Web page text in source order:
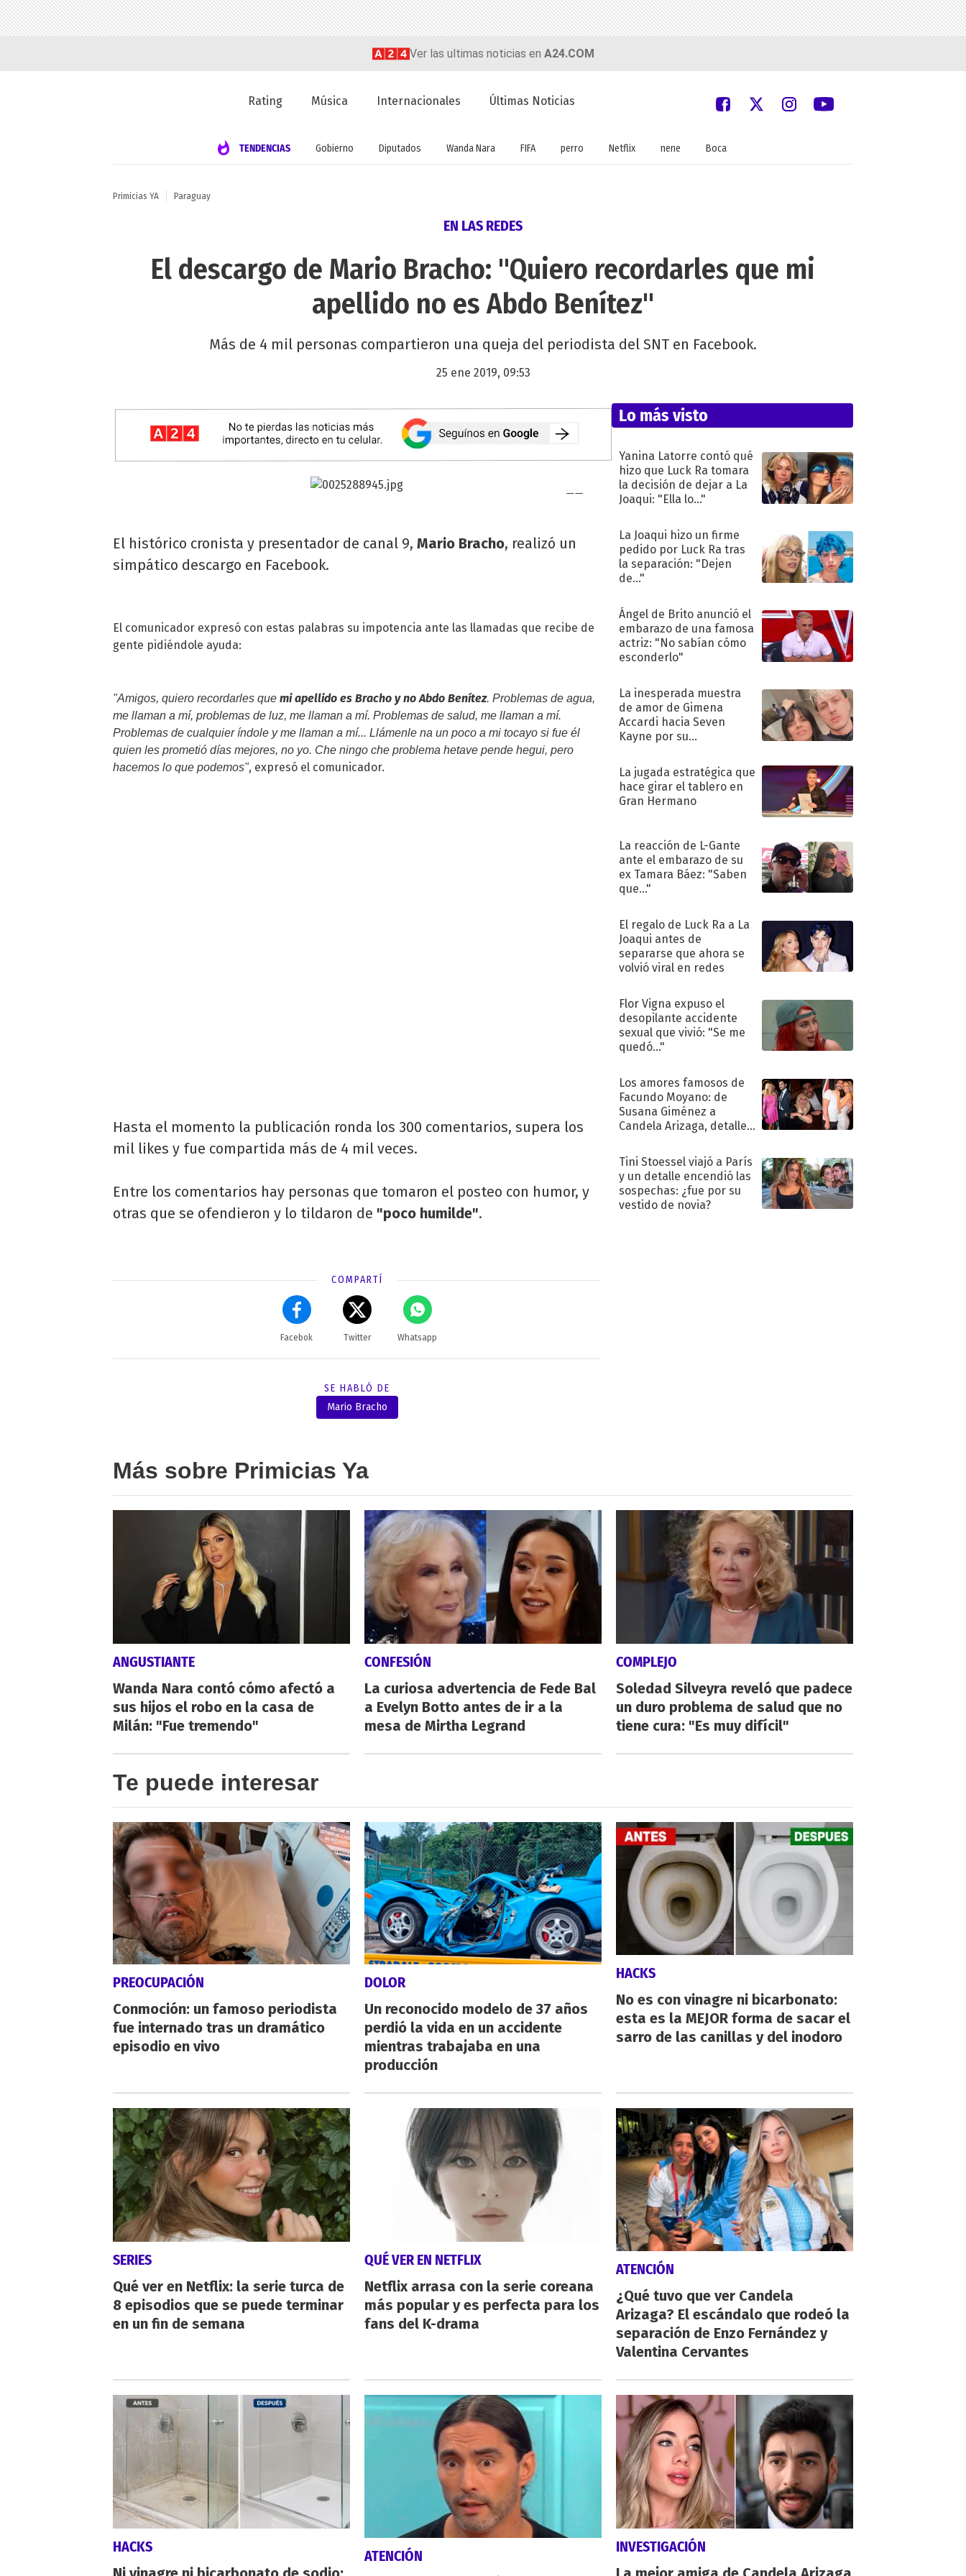
Ver las ultimas noticias en A24.COM
Rating Música Internacionales Últimas Noticias
TENDENCIAS Gobierno Diputados Wanda Nara FIFA perro Netflix nene Boca
Primicias YA Paraguay
EN LAS REDES
El descargo de Mario Bracho: "Quiero recordarles que mi
apellido no es Abdo Benítez"
Más de 4 mil personas compartieron una queja del periodista del SNT en Facebook.
25 ene 2019, 09:53
El histórico cronista y presentador de canal 9, Mario Bracho, realizó un
simpático descargo en Facebook.
El comunicador expresó con estas palabras su impotencia ante las llamadas que recibe de
gente pidiéndole ayuda:
"Amigos, quiero recordarles que mi apellido es Bracho y no Abdo Benítez. Problemas de agua,
me llaman a mí, problemas de luz, me llaman a mí. Problemas de salud, me llaman a mí.
Problemas de cualquier índole y me llaman a mí... Llámenle na un poco a mi tocayo si fue él
quien les prometió días mejores, no yo. Che ningo che problema hetave pende hegui, pero
hacemos lo que podemos", expresó el comunicador.
Hasta el momento la publicación ronda los 300 comentarios, supera los
mil likes y fue compartida más de 4 mil veces.
Entre los comentarios hay personas que tomaron el posteo con humor, y
otras que se ofendieron y lo tildaron de "poco humilde".
COMPARTÍ
Facebok Twitter Whatsapp
SE HABLÓ DE
Mario Bracho
Lo más visto
Yanina Latorre contó qué
hizo que Luck Ra tomara
la decisión de dejar a La
Joaqui: "Ella lo..."
La Joaqui hizo un firme
pedido por Luck Ra tras
la separación: "Dejen
de..."
Ángel de Brito anunció el
embarazo de una famosa
actriz: "No sabían cómo
esconderlo"
La inesperada muestra
de amor de Gimena
Accardi hacia Seven
Kayne por su
La jugada estratégica que
hace girar el tablero en
Gran Hermano
La reacción de L-Gante
ante el embarazo de su
ex Tamara Báez: "Saben
que..."
El regalo de Luck Ra a La
Joaqui antes de
separarse que ahora se
volvió viral en redes
Flor Vigna expuso el
desopilante accidente
sexual que vivió: "Se me
quedó..."
Los amores famosos de
Facundo Moyano: de
Susana Giménez a
Candela Arizaga, detalles
sentimental
Tini Stoessel viajó a París
y un detalle encendió las
sospechas: ¿fue por su
vestido de novia?
Más sobre Primicias Ya
ANGUSTIANTE
Wanda Nara contó cómo afectó a
sus hijos el robo en la casa de
Milán: "Fue tremendo"
CONFESIÓN
La curiosa advertencia de Fede Bal
a Evelyn Botto antes de ir a la
mesa de Mirtha Legrand
COMPLEJO
Soledad Silveyra reveló que padece
un duro problema de salud que no
tiene cura: "Es muy difícil"
Te puede interesar
PREOCUPACIÓN
Conmoción: un famoso periodista
fue internado tras un dramático
episodio en vivo
DOLOR
Un reconocido modelo de 37 años
perdió la vida en un accidente
mientras trabajaba en una
producción
HACKS
No es con vinagre ni bicarbonato:
esta es la MEJOR forma de sacar el
sarro de las canillas y del inodoro
SERIES
Qué ver en Netflix: la serie turca de
8 episodios que se puede terminar
en un fin de semana
QUÉ VER EN NETFLIX
Netflix arrasa con la serie coreana
más popular y es perfecta para los
fans del K-drama
ATENCIÓN
¿Qué tuvo que ver Candela
Arizaga? El escándalo que rodeó la
separación de Enzo Fernández y
Valentina Cervantes
HACKS
ATENCIÓN
INVESTIGACIÓN